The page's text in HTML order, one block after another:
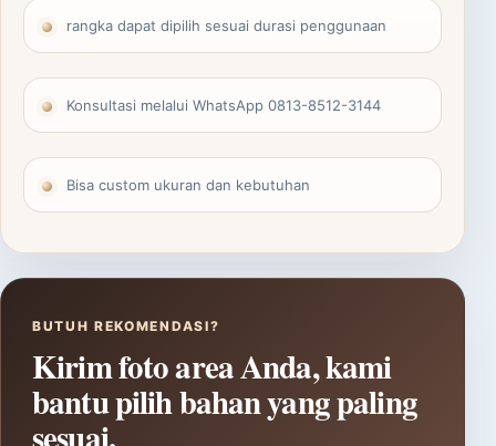
rangka dapat dipilih sesuai durasi penggunaan
Konsultasi melalui WhatsApp 0813-8512-3144
Bisa custom ukuran dan kebutuhan
BUTUH REKOMENDASI?
Kirim foto area Anda, kami
bantu pilih bahan yang paling